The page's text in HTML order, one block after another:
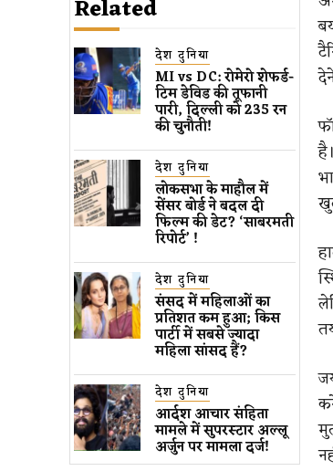
Related
देश दुनिया
MI vs DC: रोमेरो शेफर्ड-
टिम डेविड की तूफानी
पारी, दिल्ली को 235 रन
की चुनौती!
देश दुनिया
लोकसभा के माहौल में
सेंसर बोर्ड ने बदल दी
फिल्म की डेट? ‘साबरमती
रिपोर्ट’ !
देश दुनिया
संसद में महिलाओं का
प्रतिशत कम ​हुआ​; किस
पार्टी में सबसे ज्यादा
महिला सांसद हैं?
देश दुनिया
आर्दश आचार संहिता
मामले में सुपरस्टार अल्लू
अर्जुन पर मामला दर्ज!